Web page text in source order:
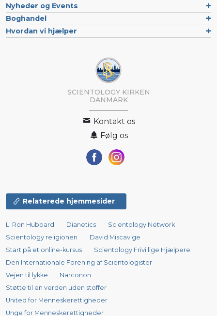
Nyheder og Events
Boghandel
Hvordan vi hjælper
SCIENTOLOGY KIRKEN
DANMARK
Kontakt os
Følg os
Relaterede hjemmesider
L. Ron Hubbard Dianetics
Scientology Network
Scientology religionen
David Miscavige
Start på et online-kursus
Scientology Frivillige Hjælpere
Den Internationale Forening af Scientologister
Vejen til lykke
Narconon
Støtte til en verden uden stoffer
United for Menneskerettigheder
Unge for Menneskerettigheder